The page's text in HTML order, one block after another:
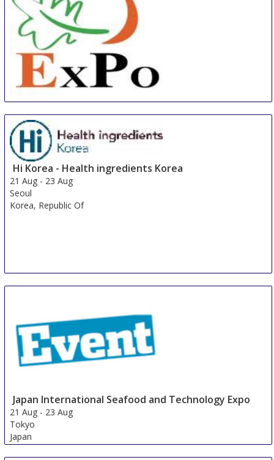
Expo
15 Aug-17 Aug
Shanghai
China
Hi Korea - Health ingredients Korea
21 Aug - 23 Aug
Seoul
Korea, Republic Of
Japan International Seafood and Technology Expo
21 Aug - 23 Aug
Tokyo
Japan